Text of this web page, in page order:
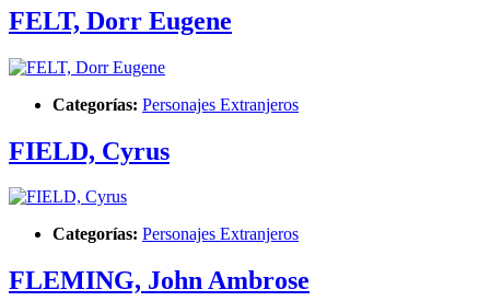
FELT, Dorr Eugene
Categorías: Personajes Extranjeros
FIELD, Cyrus
Categorías: Personajes Extranjeros
FLEMING, John Ambrose